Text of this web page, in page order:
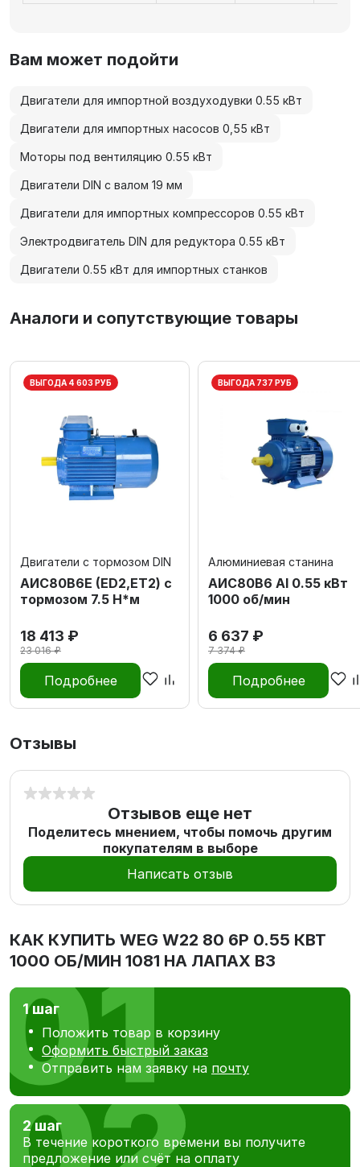
Вам может подойти
Двигатели для импортной воздуходувки 0.55 кВт
Двигатели для импортных насосов 0,55 кВт
Моторы под вентиляцию 0.55 кВт
Двигатели DIN с валом 19 мм
Двигатели для импортных компрессоров 0.55 кВт
Электродвигатель DIN для редуктора 0.55 кВт
Двигатели 0.55 кВт для импортных станков
Аналоги и сопутствующие товары
ВЫГОДА 4 603 РУБ
Двигатели с тормозом DIN
АИС80В6Е (ED2,ET2) с
тормозом 7.5 Н*м
18 413 ₽
23 016 ₽
Подробнее
ВЫГОДА 737 РУБ
Алюминиевая станина
АИС80В6 Al 0.55 кВт
1000 об/мин
6 637 ₽
7 374 ₽
Подробнее
Отзывы
Отзывов еще нет
Поделитесь мнением, чтобы помочь другим
покупателям в выборе
Написать отзыв
КАК КУПИТЬ WEG W22 80 6P 0.55 КВТ
1000 ОБ/МИН 1081 НА ЛАПАХ В3
1 шаг
Положить товар в корзину
Оформить быстрый заказ
Отправить нам заявку на почту
2 шаг
В течение короткого времени вы получите
предложение или счёт на оплату